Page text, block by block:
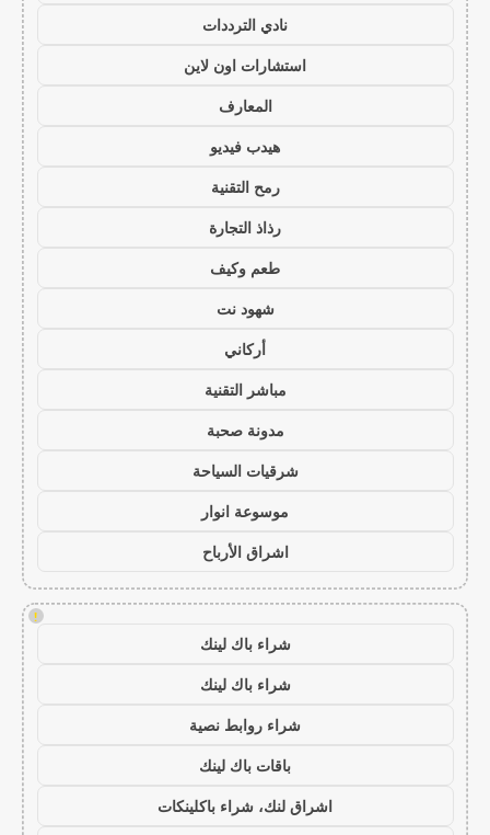
نادي الترددات
استشارات اون لاين
المعارف
هيدب فيديو
رمح التقنية
رذاذ التجارة
طعم وكيف
شهود نت
أركاني
مباشر التقنية
مدونة صحبة
شرقيات السياحة
موسوعة انوار
اشراق الأرباح
!
شراء باك لينك
شراء باك لينك
شراء روابط نصية
باقات باك لينك
اشراق لنك، شراء باكلينكات